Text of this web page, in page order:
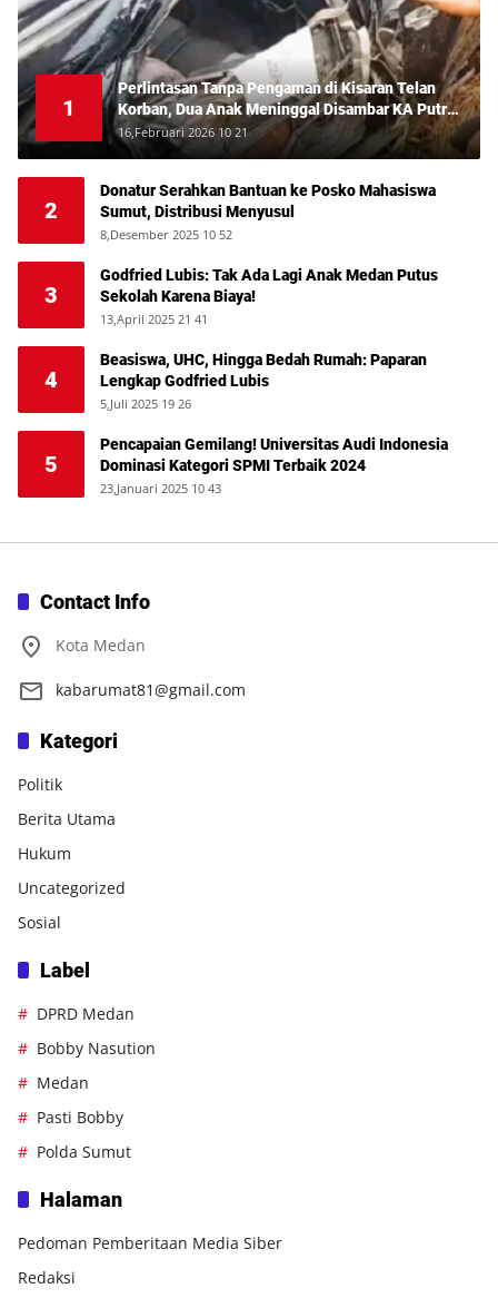
1
Perlintasan Tanpa Pengaman di Kisaran Telan
Korban, Dua Anak Meninggal Disambar KA Putri
Deli
16,Februari 2026 10 21
2
Donatur Serahkan Bantuan ke Posko Mahasiswa
Sumut, Distribusi Menyusul
8,Desember 2025 10 52
3
Godfried Lubis: Tak Ada Lagi Anak Medan Putus
Sekolah Karena Biaya!
13,April 2025 21 41
4
Beasiswa, UHC, Hingga Bedah Rumah: Paparan
Lengkap Godfried Lubis
5,Juli 2025 19 26
5
Pencapaian Gemilang! Universitas Audi Indonesia
Dominasi Kategori SPMI Terbaik 2024
23,Januari 2025 10 43
Contact Info
Kota Medan
kabarumat81@gmail.com
Kategori
Politik
Berita Utama
Hukum
Uncategorized
Sosial
Label
DPRD Medan
Bobby Nasution
Medan
Pasti Bobby
Polda Sumut
Halaman
Pedoman Pemberitaan Media Siber
Redaksi